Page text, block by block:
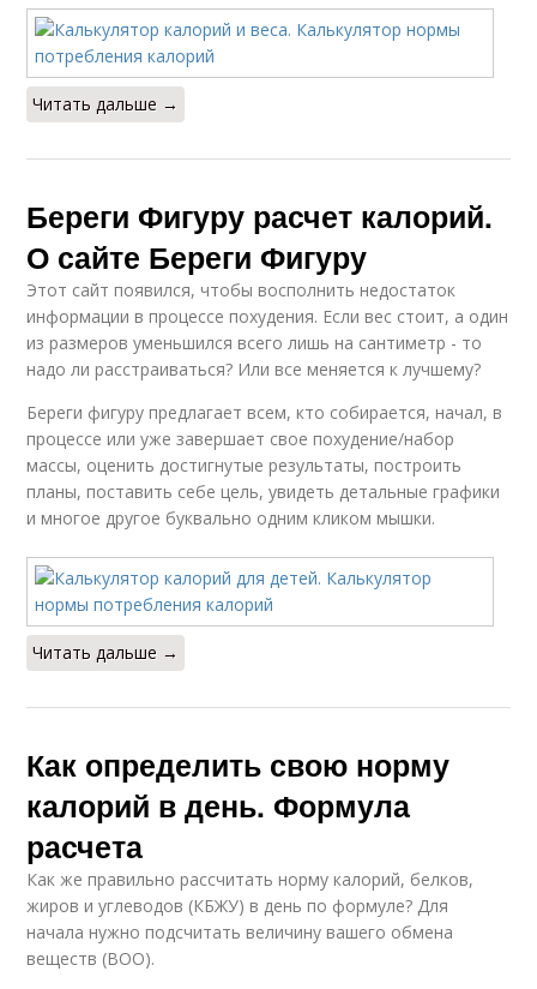
Читать дальше →
Береги Фигуру расчет калорий.
О сайте Береги Фигуру
Этот сайт появился, чтобы восполнить недостаток
информации в процессе похудения. Если вес стоит, а один
из размеров уменьшился всего лишь на сантиметр - то
надо ли расстраиваться? Или все меняется к лучшему?
Береги фигуру предлагает всем, кто собирается, начал, в
процессе или уже завершает свое похудение/набор
массы, оценить достигнутые результаты, построить
планы, поставить себе цель, увидеть детальные графики
и многое другое буквально одним кликом мышки.
Читать дальше →
Как определить свою норму
калорий в день. Формула
расчета
Как же правильно рассчитать норму калорий, белков,
жиров и углеводов (КБЖУ) в день по формуле? Для
начала нужно подсчитать величину вашего обмена
веществ (ВОО).